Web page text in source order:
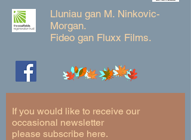
Lluniau gan M. Ninkovic-
Morgan.
Fideo gan Fluxx Films.
If you would like to receive our
occasional newsletter
please subscribe here.